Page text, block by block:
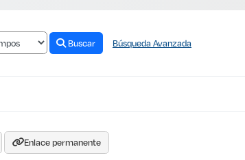
Buscar Búsqueda Avanzada
Enlace permanente